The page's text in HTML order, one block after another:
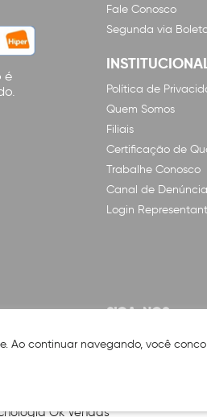
é
Fale Conosco
Segunda via
Política de
Quem Somos
Filiais
Certificação de
Trabalhe Conosco
Canal de
Login
SIGA-NOS
Ok Vendas
Ao continuar navegando, você